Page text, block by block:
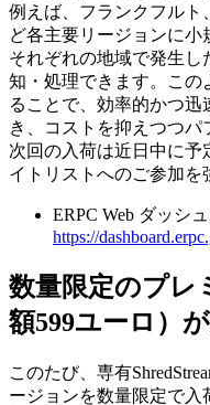
例えば、フランクフルト
ど各主要リージョンに小
それぞれの地域で発生し
知・処理できます。この
ることで、効率的かつ
き、コストを抑えつつパ
次回の入荷は近日中に予
イトリストへのご参加を
ERPC Web ダッシ
https://
数量限定のプレ
額599ユーロ）
このたび、専有
ージョンを数量限定で入